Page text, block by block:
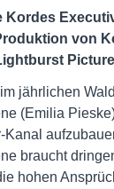
von
jährlichen
(Emilia
braucht
hohen